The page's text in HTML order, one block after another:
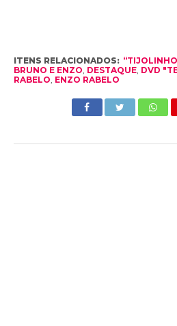
ITENS RELACIONADOS:
BRUNO E ENZO, DESTAQUE, DVD
RABELO, ENZO RABELO